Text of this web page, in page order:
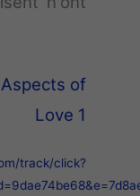
Aspects of
Love 1
track/click?